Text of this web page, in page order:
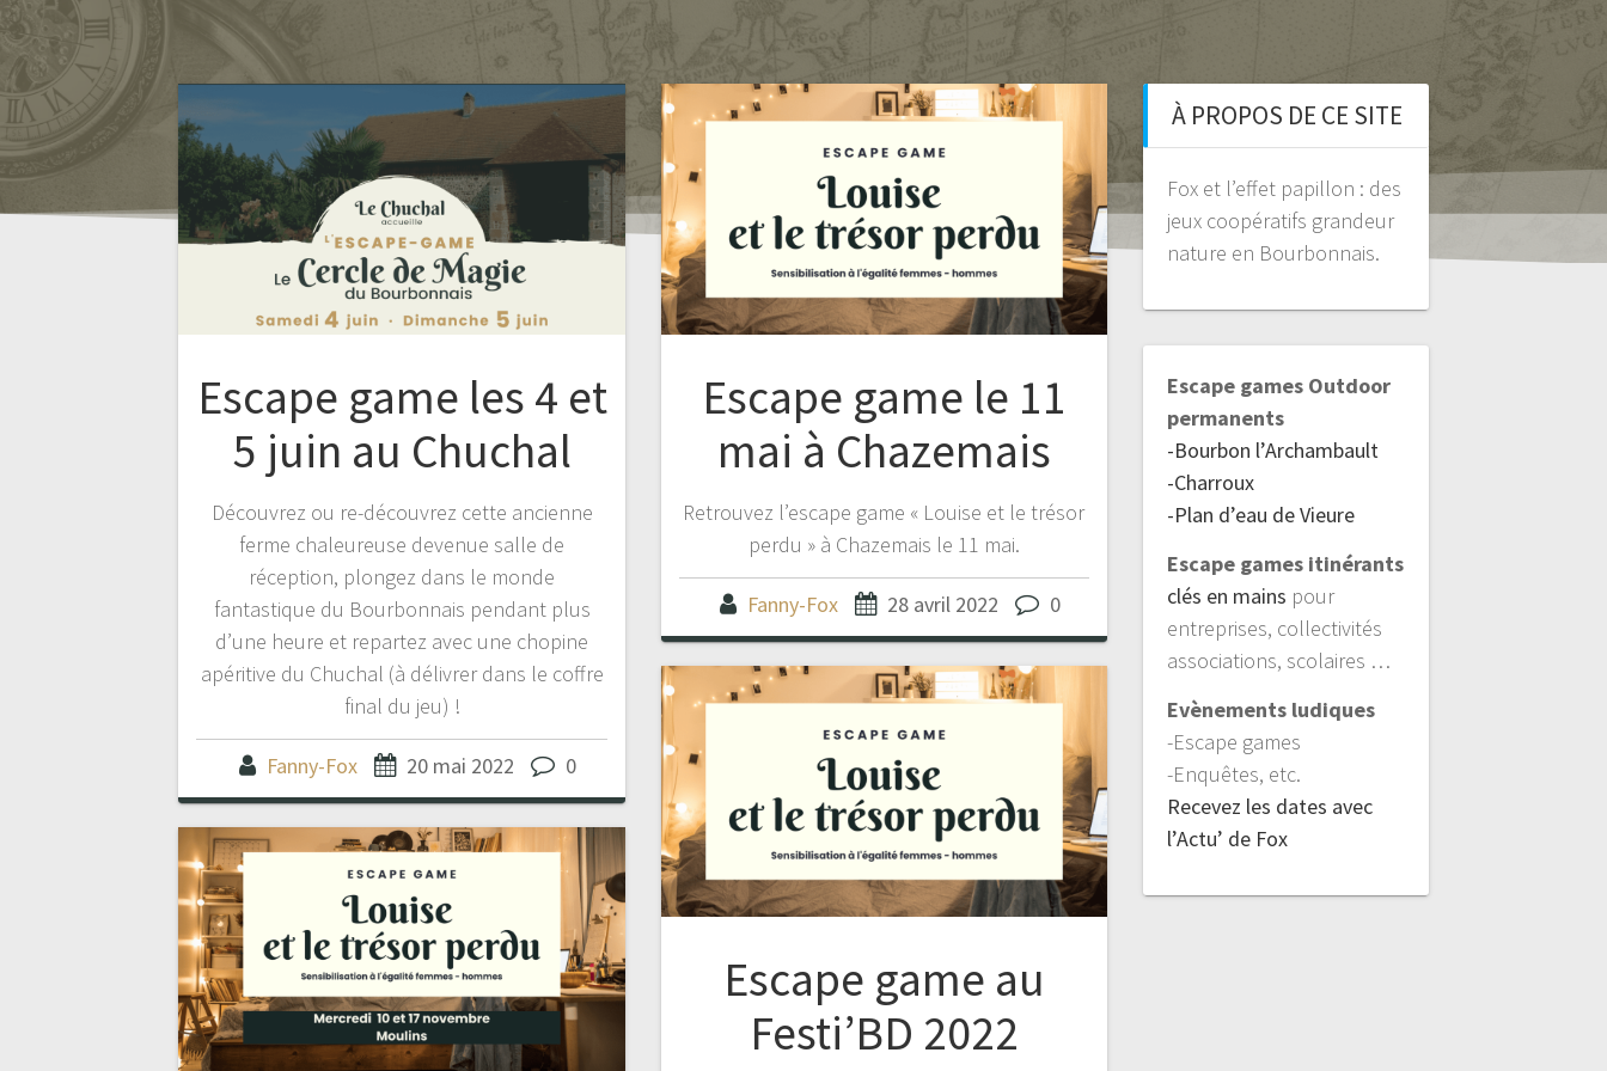
Escape game les 4 et
5 juin au Chuchal
Découvrez ou re-découvrez cette ancienne
ferme chaleureuse devenue salle de
réception, plongez dans le monde
fantastique du Bourbonnais pendant plus
d’une heure et repartez avec une chopine
apéritive du Chuchal (à délivrer dans le coffre
final du jeu) !
Fanny-Fox 20 mai 2022 0
Escape game le 11
mai à Chazemais
Retrouvez l’escape game « Louise et le trésor
perdu » à Chazemais le 11 mai.
Fanny-Fox 28 avril 2022 0
Escape game au
Festi’BD 2022
À PROPOS DE CE SITE
Fox et l’effet papillon : des
jeux coopératifs grandeur
nature en Bourbonnais.
Escape games Outdoor
permanents
-Bourbon l’Archambault
-Charroux
-Plan d’eau de Vieure
Escape games itinérants
clés en mains pour
entreprises, collectivités
associations, scolaires …
Evènements ludiques
-Escape games
-Enquêtes, etc.
Recevez les dates avec
l’Actu’ de Fox